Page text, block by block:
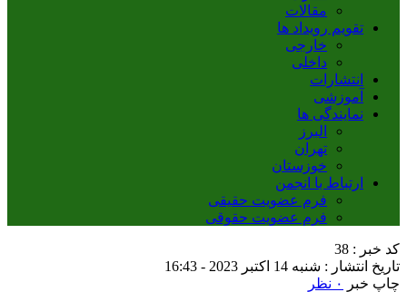
مقالات
تقویم رویداد ها
خارجی
داخلی
انتشارات
آموزشی
نمایندگی ها
البرز
تهران
خوزستان
ارتباط با انجمن
فرم عضویت حقیقی
فرم عضویت حقوقی
کد خبر : 38
تاریخ انتشار : شنبه 14 اکتبر 2023 - 16:43
چاپ خبر
۰ نظر